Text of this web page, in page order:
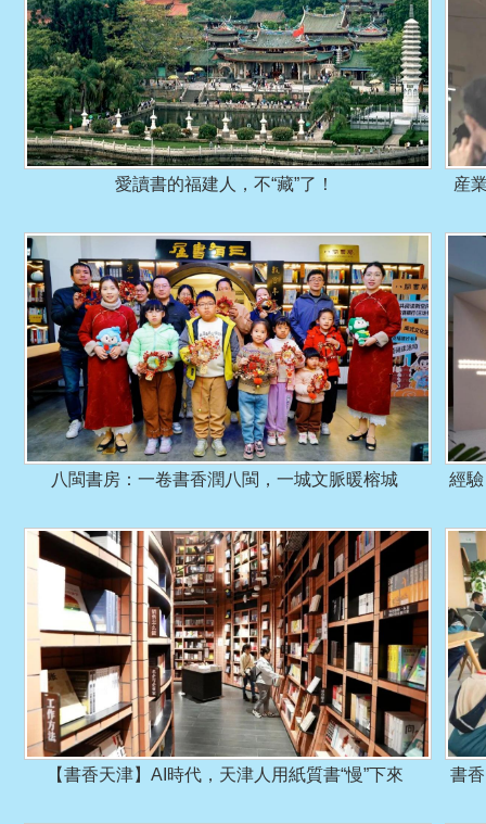
愛讀書的福建人，不“藏”了！ 産
八閩書房：一卷書香潤八閩，一城文脈暖榕城 經
【書香天津】AI時代，天津人用紙質書“慢”下來 書